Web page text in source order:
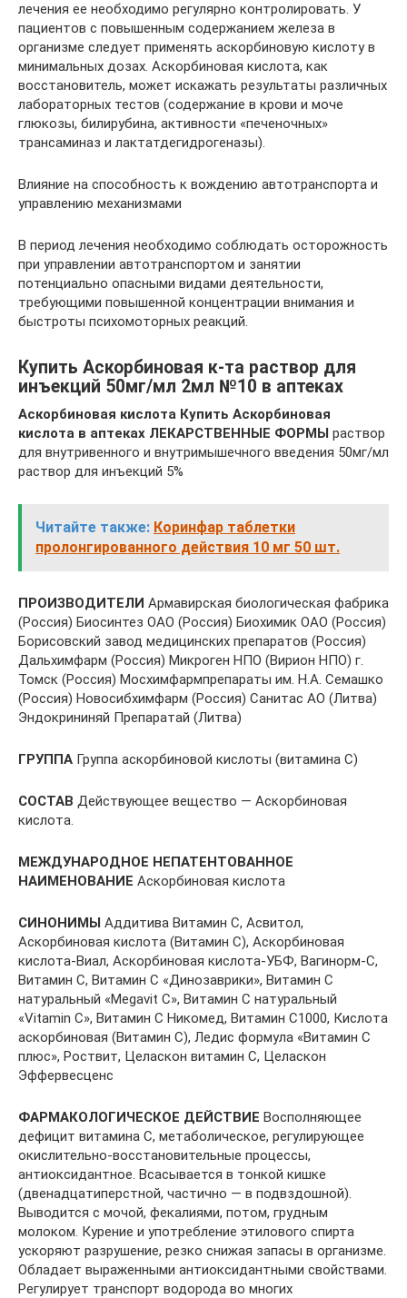
лечения ее необходимо регулярно контролировать. У
пациентов с повышенным содержанием железа в
организме следует применять аскорбиновую кислоту в
минимальных дозах. Аскорбиновая кислота, как
восстановитель, может искажать результаты различных
лабораторных тестов (содержание в крови и моче
глюкозы, билирубина, активности «печеночных»
трансаминаз и лактатдегидрогеназы).
Влияние на способность к вождению автотранспорта и
управлению механизмами
В период лечения необходимо соблюдать осторожность
при управлении автотранспортом и занятии
потенциально опасными видами деятельности,
требующими повышенной концентрации внимания и
быстроты психомоторных реакций.
Купить Аскорбиновая к-та раствор для
инъекций 50мг/мл 2мл №10 в аптеках
Аскорбиновая кислота Купить Аскорбиновая
кислота в аптеках ЛЕКАРСТВЕННЫЕ ФОРМЫ раствор
для внутривенного и внутримышечного введения 50мг/мл
раствор для инъекций 5%
Читайте также: Коринфар таблетки
пролонгированного действия 10 мг 50 шт.
ПРОИЗВОДИТЕЛИ Армавирская биологическая фабрика
(Россия) Биосинтез ОАО (Россия) Биохимик ОАО (Россия)
Борисовский завод медицинских препаратов (Россия)
Дальхимфарм (Россия) Микроген НПО (Вирион НПО) г.
Томск (Россия) Мосхимфармпрепараты им. Н.А. Семашко
(Россия) Новосибхимфарм (Россия) Санитас АО (Литва)
Эндокрининяй Препаратай (Литва)
ГРУППА Группа аскорбиновой кислоты (витамина С)
СОСТАВ Действующее вещество — Аскорбиновая
кислота.
МЕЖДУНАРОДНОЕ НЕПАТЕНТОВАННОЕ
НАИМЕНОВАНИЕ Аскорбиновая кислота
СИНОНИМЫ Аддитива Витамин С, Асвитол,
Аскорбиновая кислота (Витамин С), Аскорбиновая
кислота-Виал, Аскорбиновая кислота-УБФ, Вагинорм-С,
Витамин С, Витамин С «Динозаврики», Витамин С
натуральный «Megavit C», Витамин С натуральный
«Vitamin C», Витамин С Никомед, Витамин С1000, Кислота
аскорбиновая (Витамин С), Ледис формула «Витамин С
плюс», Роствит, Целаскон витамин С, Целаскон
Эффервесценс
ФАРМАКОЛОГИЧЕСКОЕ ДЕЙСТВИЕ Восполняющее
дефицит витамина С, метаболическое, регулирующее
окислительно-восстановительные процессы,
антиоксидантное. Всасывается в тонкой кишке
(двенадцатиперстной, частично — в подвздошной).
Выводится с мочой, фекалиями, потом, грудным
молоком. Курение и употребление этилового спирта
ускоряют разрушение, резко снижая запасы в организме.
Обладает выраженными антиоксидантными свойствами.
Регулирует транспорт водорода во многих